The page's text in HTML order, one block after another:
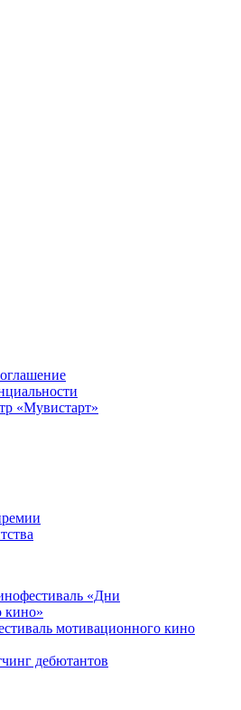
«Мувистарт»
«Дни
кино»
мотивационного кино
дебютантов